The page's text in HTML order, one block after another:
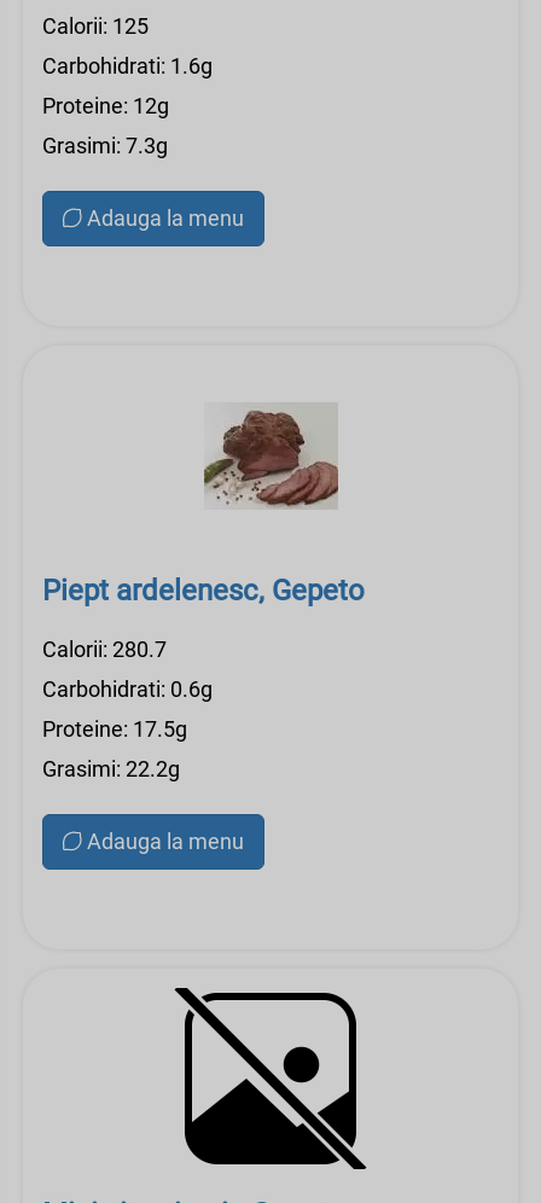
Calorii: 125
Carbohidrati: 1.6g
Proteine: 12g
Grasimi: 7.3g
Adauga la menu
Piept ardelenesc, Gepeto
Calorii: 280.7
Carbohidrati: 0.6g
Proteine: 17.5g
Grasimi: 22.2g
Adauga la menu